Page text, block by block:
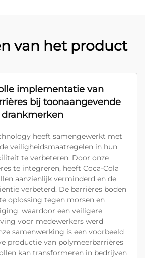
van het product
implementatie van
bij toonaangevende
drankmerken
heeft samengewerkt met
veiligheidsmaatregelen in hun
te verbeteren. Door onze
te integreren, heeft Coca-Cola
aanzienlijk verminderd en de
verbeterd. De barrières boden
oplossing tegen morsen en
waardoor een veiligere
voor medewerkers werd
samenwerking is een voorbeeld
productie van polymeerbarrières
kan transformeren in bedrijven